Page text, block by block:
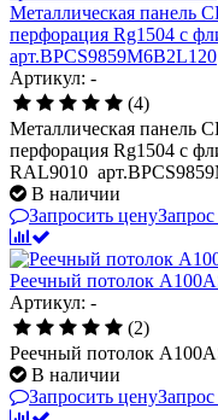
Металлическая панель
перфорация Rg1504 с
арт.BPCS9859M6B2L120
Артикул: -
(4)
Металлическая панель
перфорация Rg1504 с
RAL9010
В наличии
Запросить цену
Реечный потолок
Артикул: -
(2)
Реечный потолок
В наличии
Запросить цену